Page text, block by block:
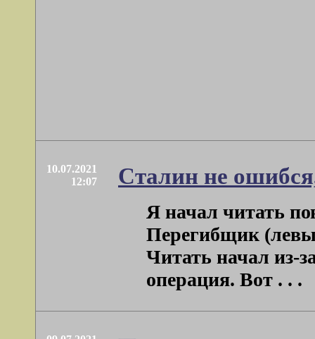
10.07.2021
12:07
Сталин не
Я начал читать
Перегибщик
Читать начал из-
операция. Вот . . .